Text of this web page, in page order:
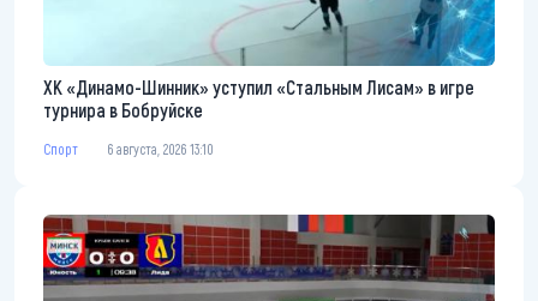
ХК «Динамо-Шинник» уступил «Стальным Лисам» в игре
турнира в Бобруйске
Спорт 6 августа, 2026 13:10